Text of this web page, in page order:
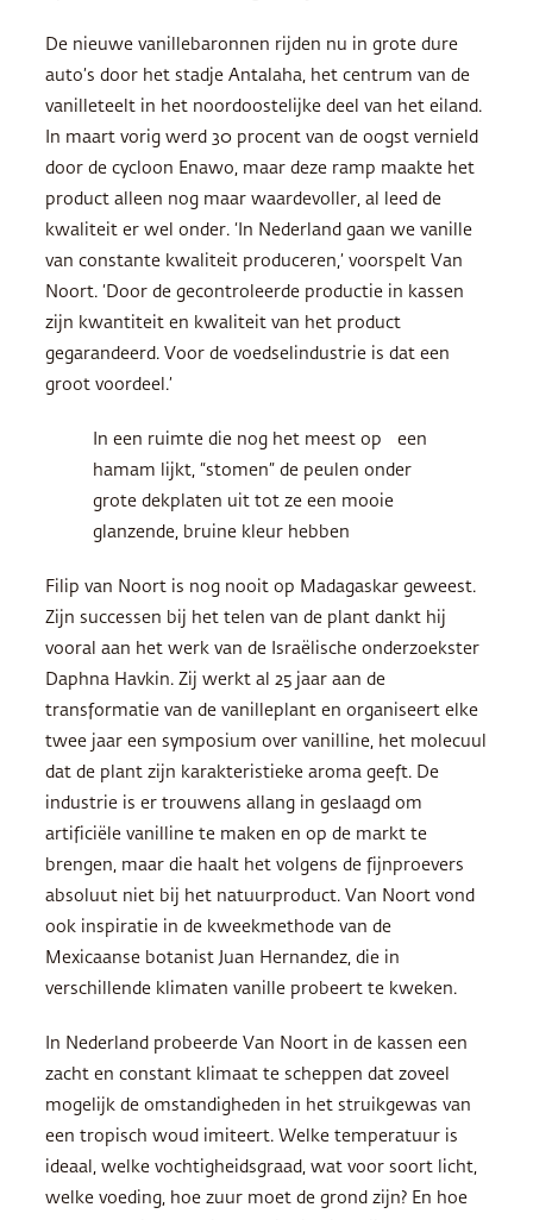
De nieuwe vanillebaronnen rijden nu in grote dure
auto’s door het stadje Antalaha, het centrum van de
vanilleteelt in het noordoostelijke deel van het eiland.
In maart vorig werd 30 procent van de oogst vernield
door de cycloon Enawo, maar deze ramp maakte het
product alleen nog maar waardevoller, al leed de
kwaliteit er wel onder. ‘In Nederland gaan we vanille
van constante kwaliteit produceren,’ voorspelt Van
Noort. ‘Door de gecontroleerde productie in kassen
zijn kwantiteit en kwaliteit van het product
gegarandeerd. Voor de voedselindustrie is dat een
groot voordeel.’
In een ruimte die nog het meest op een
hamam lijkt, “stomen” de peulen onder
grote dekplaten uit tot ze een mooie
glanzende, bruine kleur hebben
Filip van Noort is nog nooit op Madagaskar geweest.
Zijn successen bij het telen van de plant dankt hij
vooral aan het werk van de Israëlische onderzoekster
Daphna Havkin. Zij werkt al 25 jaar aan de
transformatie van de vanilleplant en organiseert elke
twee jaar een symposium over vanilline, het molecuul
dat de plant zijn karakteristieke aroma geeft. De
industrie is er trouwens allang in geslaagd om
artificiële vanilline te maken en op de markt te
brengen, maar die haalt het volgens de fijnproevers
absoluut niet bij het natuurproduct. Van Noort vond
ook inspiratie in de kweekmethode van de
Mexicaanse botanist Juan Hernandez, die in
verschillende klimaten vanille probeert te kweken.
In Nederland probeerde Van Noort in de kassen een
zacht en constant klimaat te scheppen dat zoveel
mogelijk de omstandigheden in het struikgewas van
een tropisch woud imiteert. Welke temperatuur is
ideaal, welke vochtigheidsgraad, wat voor soort licht,
welke voeding, hoe zuur moet de grond zijn? En hoe